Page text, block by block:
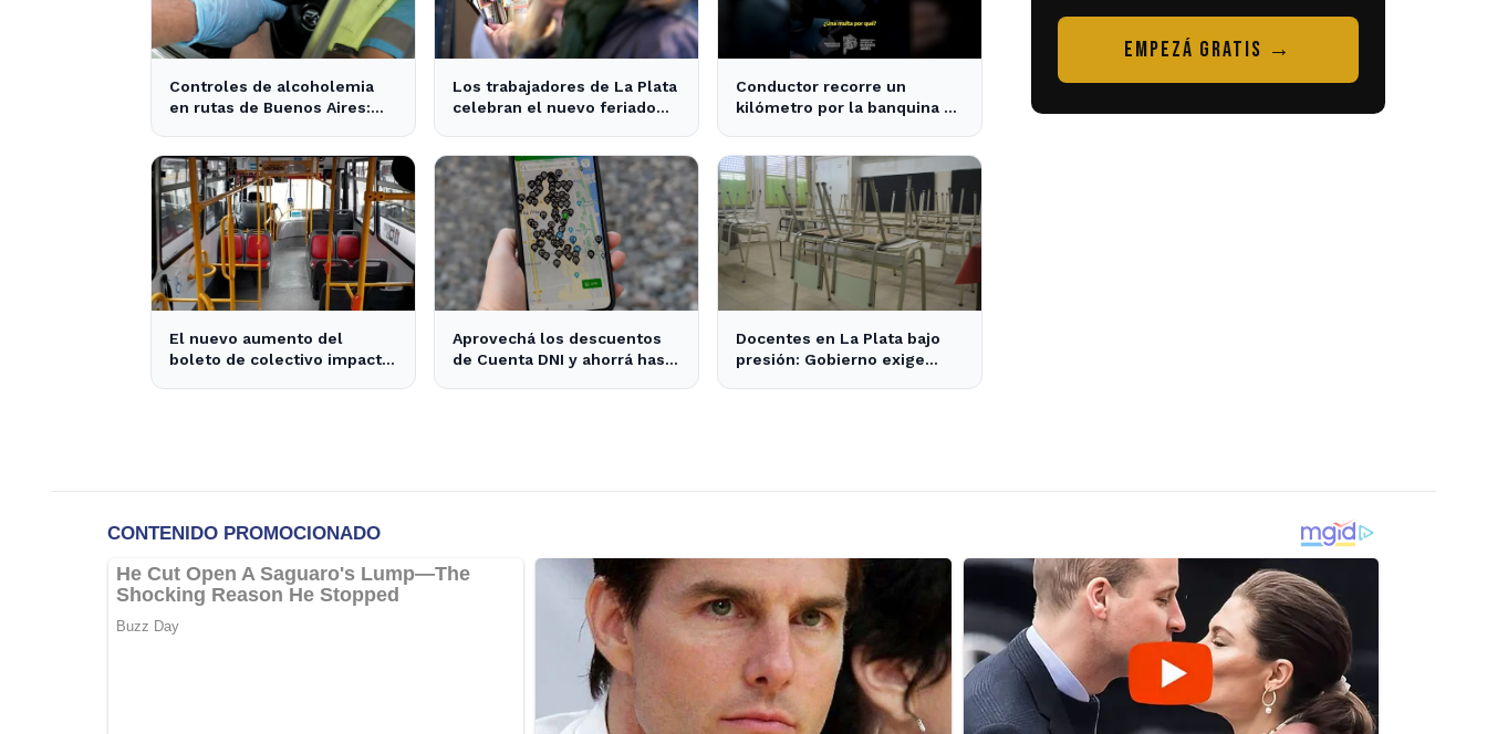
Controles de alcoholemia
en rutas de Buenos Aires:
Los trabajadores de La Plata
celebran el nuevo feriado
Conductor recorre un
kilómetro por la banquina en
sorprende a todos
El nuevo aumento del
boleto de colectivo impacta
Aprovechá los descuentos
de Cuenta DNI y ahorrá hasta
Docentes en La Plata bajo
presión: Gobierno exige
EMPEZÁ GRATIS →